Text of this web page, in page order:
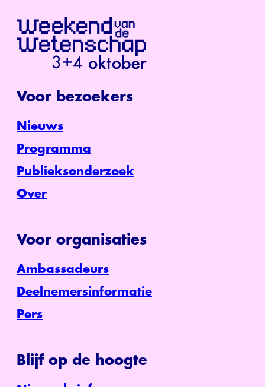
Voor bezoekers
Nieuws
Programma
Publieksonderzoek
Over
Voor organisaties
Ambassadeurs
Deelnemersinformatie
Pers
Blijf op de hoogte